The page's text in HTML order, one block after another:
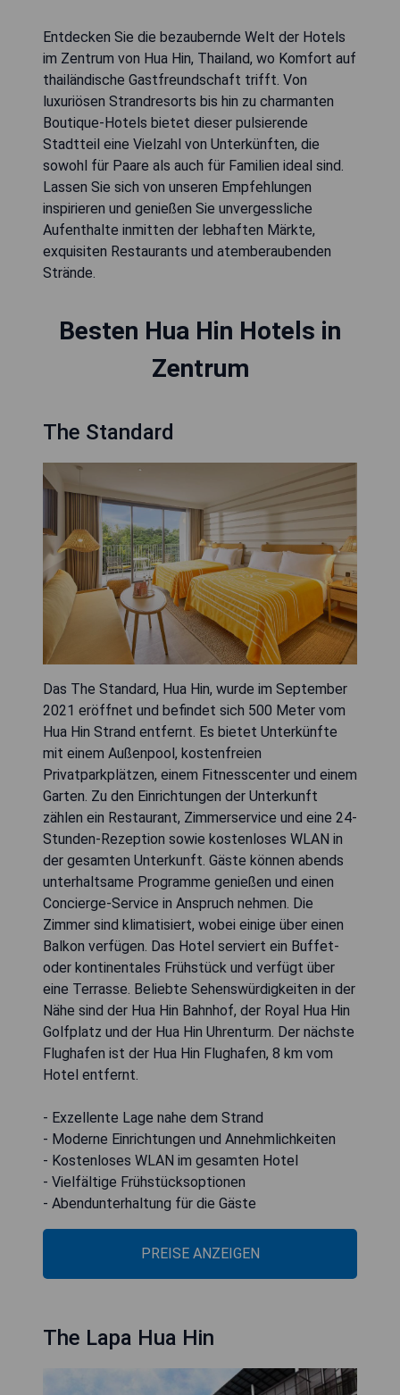
Entdecken Sie die bezaubernde Welt der Hotels
im Zentrum von Hua Hin, Thailand, wo Komfort auf
thailändische Gastfreundschaft trifft. Von
luxuriösen Strandresorts bis hin zu charmanten
Boutique-Hotels bietet dieser pulsierende
Stadtteil eine Vielzahl von Unterkünften, die
sowohl für Paare als auch für Familien ideal sind.
Lassen Sie sich von unseren Empfehlungen
inspirieren und genießen Sie unvergessliche
Aufenthalte inmitten der lebhaften Märkte,
exquisiten Restaurants und atemberaubenden
Strände.
Besten Hua Hin Hotels in
Zentrum
The Standard
Das The Standard, Hua Hin, wurde im September
2021 eröffnet und befindet sich 500 Meter vom
Hua Hin Strand entfernt. Es bietet Unterkünfte
mit einem Außenpool, kostenfreien
Privatparkplätzen, einem Fitnesscenter und einem
Garten. Zu den Einrichtungen der Unterkunft
zählen ein Restaurant, Zimmerservice und eine 24-
Stunden-Rezeption sowie kostenloses WLAN in
der gesamten Unterkunft. Gäste können abends
unterhaltsame Programme genießen und einen
Concierge-Service in Anspruch nehmen. Die
Zimmer sind klimatisiert, wobei einige über einen
Balkon verfügen. Das Hotel serviert ein Buffet-
oder kontinentales Frühstück und verfügt über
eine Terrasse. Beliebte Sehenswürdigkeiten in der
Nähe sind der Hua Hin Bahnhof, der Royal Hua Hin
Golfplatz und der Hua Hin Uhrenturm. Der nächste
Flughafen ist der Hua Hin Flughafen, 8 km vom
Hotel entfernt.
- Exzellente Lage nahe dem Strand
- Moderne Einrichtungen und Annehmlichkeiten
- Kostenloses WLAN im gesamten Hotel
- Vielfältige Frühstücksoptionen
- Abendunterhaltung für die Gäste
PREISE ANZEIGEN
The Lapa Hua Hin